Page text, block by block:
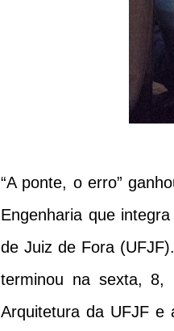
“A ponte, o erro”
Engenharia que
de Juiz de Fora
terminou na sexta, 8,
Arquitetura da UFJF e